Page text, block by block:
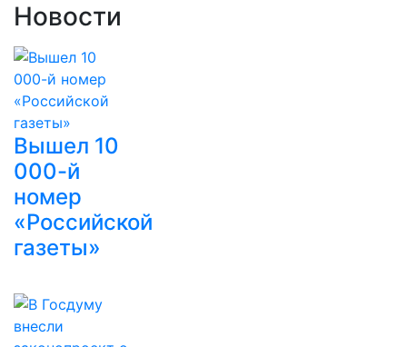
Новости
Вышел 10
000-й
номер
«Российской
газеты»